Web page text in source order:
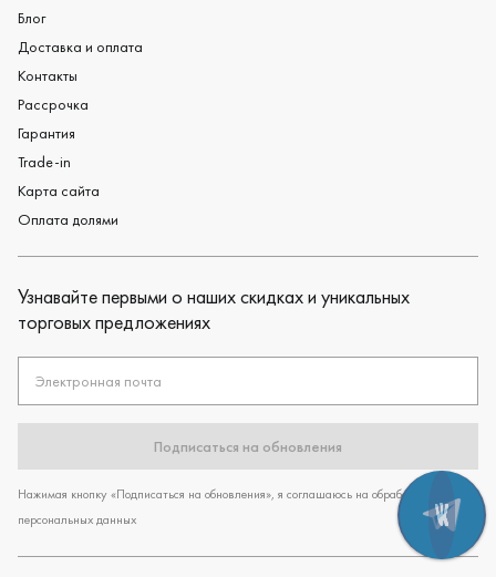
Блог
Доставка и оплата
Контакты
Рассрочка
Гарантия
Trade-in
Карта сайта
Оплата долями
Узнавайте первыми о наших скидках и уникальных
торговых предложениях
Электронная почта
Подписаться на обновления
Нажимая кнопку «Подписаться на обновления», я соглашаюсь на обработку
персональных данных